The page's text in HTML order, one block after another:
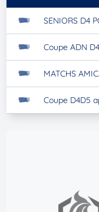
SENIORS D4
Coupe ADN
MATCHS
Coupe D4D5